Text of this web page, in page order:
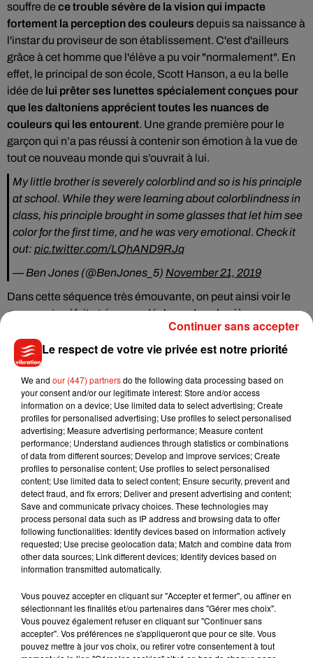
souffre de ce trouble sévère de la vision qui impacte
fortement la perception des couleurs depuis sa naissance à
l'instar du proviseur de son établissement. C'est d'ailleurs
grâce à cet homme que l'élève a pu voir "normalement". En
effet, le principal de son école, Scott Hanson, a eu la belle
idée de lui prêter ses lunettes spécialement conçues pour
que les daltoniens apprécient toutes les nuances de
couleurs qui les entourent. Une grande première pour le
garçon qui n’a pas réussi à contenir son émotion à la vue de
tout ce nouveau monde qui s’ouvrait à lui.
My little brother is severely colorblind and so is his principle
at school. While they were learning about colorblindness in
class, his principle brought in some glasses that let him see
color for the first time, and he was very emotional. Check it
out: pic.twitter.com/LQhAND9RJq
— Ben Jones (@BenJones_5) November 21, 2019
Dans cette séquence très émouvante, on peut ainsi voir le
garçon, stupéfait et ému, se déplacer dans la pièce pour
découvrir les couleurs une à une. Face à cet immense
succès (8,2 millions de vues sur Twitter), la maman
de Jonathan
des lunettes spéciales pour daltonien au coût
particulièrement élevé (entre 274 et 354 dollars). Carol
Walter Jones, la maman de Jonathan, espérait recevoir 350
dollars. Elle en a déjà reçu 27.648. Bravo !
Musique
7 août 2026
Julien Lieb s’essaye à la vie de chatelain
dans son nouveau clip
Madonna sort enfin le remix de « Love
Le respect de votre vie privée est notre priorité
We and our (447) partnersdo the following data processing based on
your consent and/or our legitimate interest: Store and/or access
information on a device; Use limited data to select advertising; Create
profiles for personalised advertising; Use profiles to select personalised
advertising; Measure advertising performance; Measure content
performance; Understand audiences through statistics or combinations
of data from different sources; Develop and improve services; Create
profiles to personalise content; Use profiles to select personalised
content; Use limited data to select content; Ensure security, prevent and
detect fraud, and fix errors; Deliver and present advertising and content;
Save and communicate privacy choices. These technologies may
process personal data such as IP address and browsing data to offer
following functionalities: Identify devices based on information actively
requested; Use precise geolocation data; Match and combine data from
other data sources; Link different devices; Identify devices based on
information transmitted automatically.
Vous pouvez accepter en cliquant sur "Accepter et fermer", ou affiner en
sélectionnant les finalités et/ou partenaires dans "Gérer mes choix".
Vous pouvez également refuser en cliquant sur "Continuer sans
accepter". Vos préférences ne s'appliqueront que pour ce site. Vous
pouvez mettre à jour vos choix, ou retirer votre consentement à tout
Continuer sans accepter